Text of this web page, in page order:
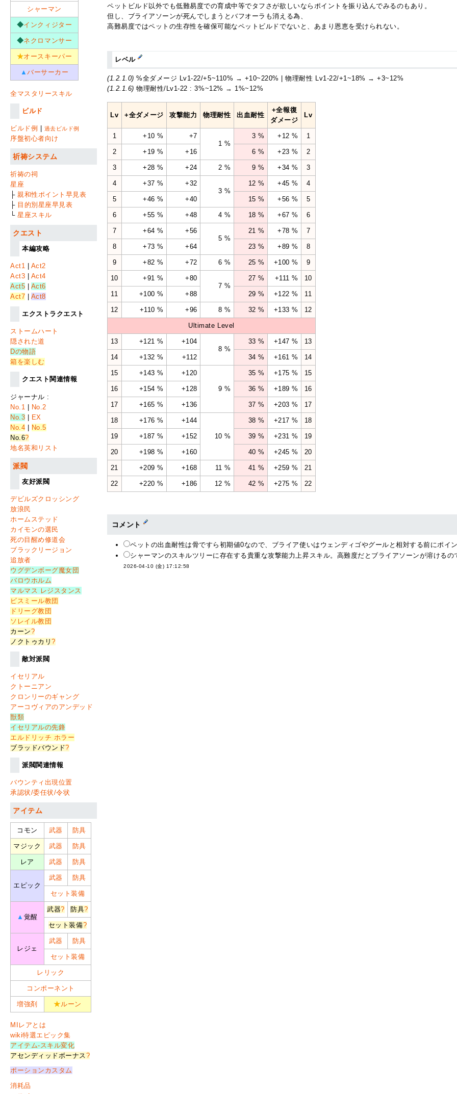
ペットビルド以外でも低難易度での育成中等でタフさが欲しいならポイントを振り込んでみるのもあり。
但し、ブライアソーンが死んでしまうとバフオーラも消える為、
高難易度ではペットの生存性を確保可能なペットビルドでないと、あまり恩恵を受けられない。
レベル
(1.2.1.0) %全ダメージ Lv1-22/+5~110% → +10~220% | 物理耐性 Lv1-22/+1~18% → +3~12%
(1.2.1.6) 物理耐性/Lv1-22 : 3%~12% → 1%~12%
Lv +全ダメージ 攻撃能力 物理耐性 出血耐性
+全報復
ダメージ
Lv
1 +10 %
+7
1 %
3 % +12 % 1
2 +19 % +16 6 % +23 % 2
3 +28 % +24 2 % 9 % +34 % 3
4 +37 %
+32
3 %
12 % +45 % 4
5 +46 % +40 15 % +56 % 5
6 +55 % +48 4 % 18 % +67 % 6
7 +64 %
+56
5 %
21 % +78 % 7
8 +73 % +64 23 % +89 % 8
9 +82 % +72 6 % 25 % +100 % 9
10 +91 %
+80
7 %
27 % +111 % 10
11 +100 % +88 29 % +122 % 11
12 +110 % +96 8 % 32 % +133 % 12
Ultimate Level
13 +121 %
+104
8 %
33 % +147 % 13
14 +132 % +112 34 % +161 % 14
15 +143 % +120
9 %
35 % +175 % 15
16 +154 % +128 36 % +189 % 16
17 +165 % +136 37 % +203 % 17
18 +176 % +144
10 %
38 % +217 % 18
19 +187 % +152 39 % +231 % 19
20 +198 % +160 40 % +245 % 20
21 +209 % +168 11 % 41 % +259 % 21
22 +220 % +186 12 % 42 % +275 % 22
コメント
ペットの出血耐性は骨ですら初期値0なので、ブライア使いはウェンディゴやグールと相対する前にポイ
シャーマンのスキルツリーに存在する貴重な攻撃能力上昇スキル。高難度だとブライアソーンが溶ける
2026-04-10 (金) 17:12:58
シャーマン
◆インクィジター
◆ネクロマンサー
★オースキーパー
▲バーサーカー
全マスタリースキル
ビルド
ビルド例 過去ビルド例
序盤初心者向け
祈祷システム
祈祷の祠
星座
├親和性ポイント早見表
├ 目的別星座早見表
└星座スキル
クエスト
本編攻略
Act1
Act2
Act3
Act4
Act5
Act6
Act7
Act8
エクストラクエスト
ストームハート
隠された道
Dの物語
箱を楽しむ
クエスト関連情報
ジャーナル :
No.1 | No.2
No.3 | EX
No.4 | No.5
No.6?
地名英和リスト
派閥
友好派閥
デビルズクロッシング
放浪民
ホームステッド
カイモンの選民
死の目醒め修道会
ブラックリージョン
追放者
ウグデンボーグ魔女団
バロウホルム
マルマス レジスタンス
ビスミール教団
ドリーグ教団
ソレイル教団
カーン?
ノクトゥカリ?
敵対派閥
イセリアル
クトーニアン
クロンリーのギャング
アーコヴィアのアンデッド
獣類
イセリアルの先鋒
エルドリッチ ホラー
ブラッドバウンド?
派閥関連情報
バウンティ出現位置
承認状/委任状/令状
アイテム
コモン 武器 防具
マジック 武器 防具
レア 武器 防具
エピック
武器 防具
セット装備
▲ 覚醒
武器? 防具?
セット装備?
レジェ
武器 防具
セット装備
レリック
コンポーネント
増強剤 ★ ルーン
MIレアとは
wiki特選エピック集
アイテム-スキル変化
アセンディッドボーナス?
ポーションカスタム
消耗品